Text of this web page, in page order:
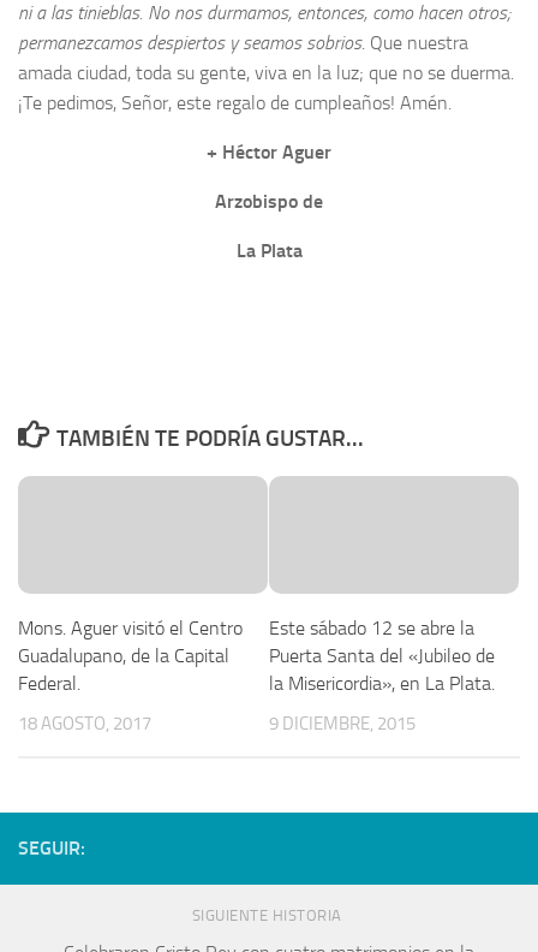
ni a las tinieblas. No nos durmamos, entonces, como hacen otros;
permanezcamos despiertos y seamos sobrios. Que nuestra
amada ciudad, toda su gente, viva en la luz; que no se duerma.
¡Te pedimos, Señor, este regalo de cumpleaños! Amén.
+ Héctor Aguer
Arzobispo de
La Plata
TAMBIÉN TE PODRÍA GUSTAR...
Mons. Aguer visitó el Centro
Guadalupano, de la Capital
Federal.
18 AGOSTO, 2017
Este sábado 12 se abre la
Puerta Santa del «Jubileo de
la Misericordia», en La Plata.
9 DICIEMBRE, 2015
SEGUIR:
SIGUIENTE HISTORIA